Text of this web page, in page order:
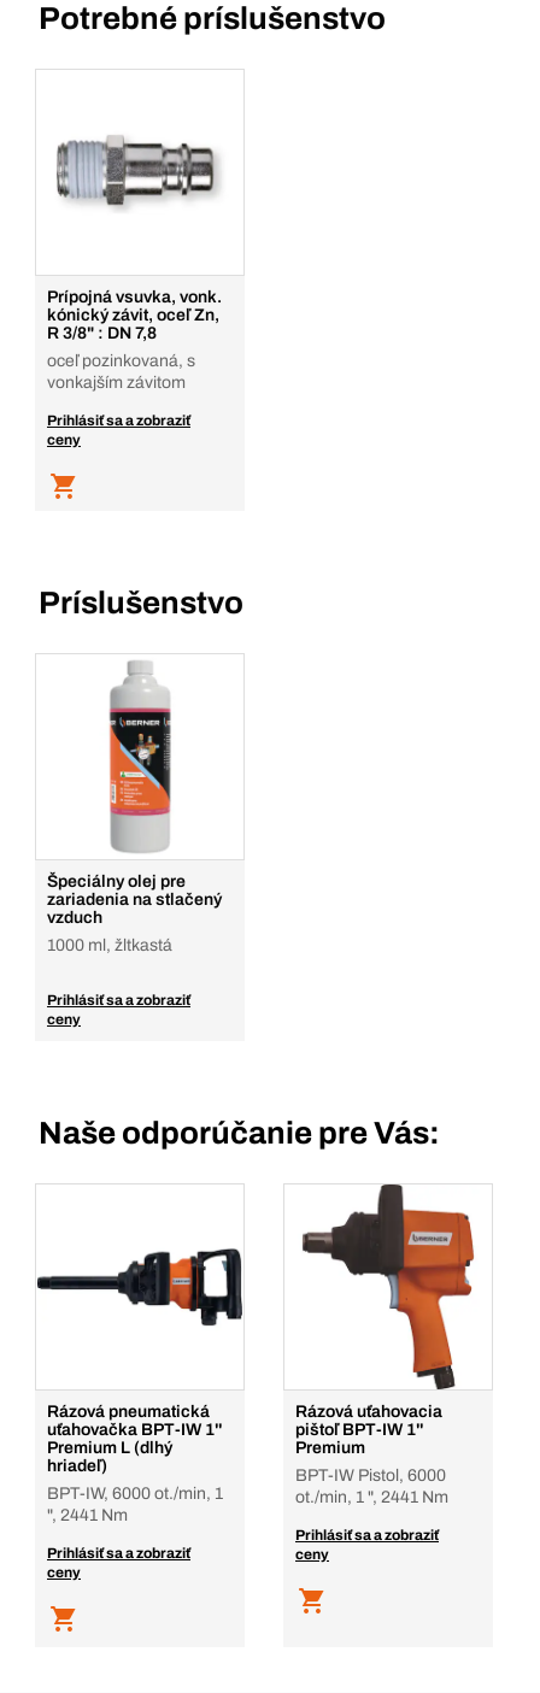
Pridať do košíka
Potrebné príslušenstvo
Prípojná vsuvka, vonk.
kónický závit, oceľ Zn,
R 3/8" : DN 7,8
oceľ pozinkovaná, s
vonkajším závitom
Prihlásiť sa a zobraziť
ceny
Príslušenstvo
Špeciálny olej pre
zariadenia na stlačený
vzduch
1000 ml, žltkastá
Prihlásiť sa a zobraziť
ceny
Naše odporúčanie pre Vás:
Rázová pneumatická
uťahovačka BPT-IW 1''
Premium L (dlhý
hriadeľ)
BPT-IW, 6000 ot./min, 1
", 2441 Nm
Prihlásiť sa a zobraziť
ceny
Rázová uťahovacia
pištoľ BPT-IW 1''
Premium
BPT-IW Pistol, 6000
ot./min, 1 ", 2441 Nm
Prihlásiť sa a zobraziť
ceny